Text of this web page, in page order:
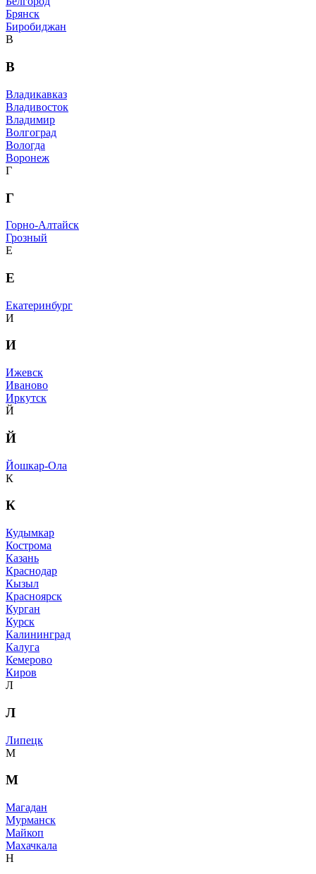
Брянск
Биробиджан
В
В
Владикавказ
Владивосток
Владимир
Волгоград
Вологда
Воронеж
Г
Г
Горно-Алтайск
Грозный
Е
Е
Екатеринбург
И
И
Ижевск
Иваново
Иркутск
Й
Й
Йошкар-Ола
К
К
Кудымкар
Кострома
Казань
Краснодар
Кызыл
Красноярск
Курган
Курск
Калининград
Калуга
Кемерово
Киров
Л
Л
Липецк
М
М
Магадан
Мурманск
Майкоп
Махачкала
Н